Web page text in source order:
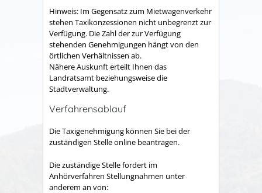
Hinweis: Im Gegensatz zum Mietwagenverkehr
stehen Taxikonzessionen nicht unbegrenzt zur
Verfügung. Die Zahl der zur Verfügung
stehenden Genehmigungen hängt von den
örtlichen Verhältnissen ab.
Nähere Auskunft erteilt Ihnen das
Landratsamt beziehungsweise die
Stadtverwaltung.
Verfahrensablauf
Die Taxigenehmigung können Sie bei der
zuständigen Stelle online beantragen.
Die zuständige Stelle fordert im
Anhörverfahren Stellungnahmen unter
anderem an von: